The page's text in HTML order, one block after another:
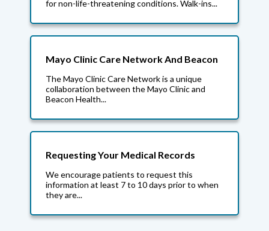
for non-life-threatening conditions. Walk-ins...
Mayo Clinic Care Network And Beacon
The Mayo Clinic Care Network is a unique
collaboration between the Mayo Clinic and
Beacon Health...
Requesting Your Medical Records
We encourage patients to request this
information at least 7 to 10 days prior to when
they are...